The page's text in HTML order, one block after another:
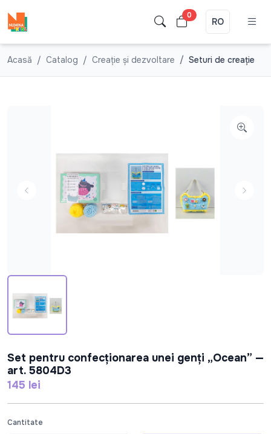
0
RO
Acasă Catalog Creație și dezvoltare Seturi de creație
Set pentru confecționarea unei genți „Ocean” —
art. 5804D3
145 lei
Cantitate